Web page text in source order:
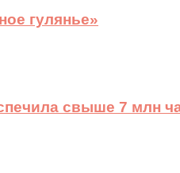
гулянье»
свыше 7 млн